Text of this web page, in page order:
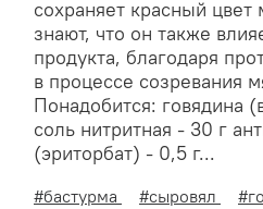
сохраняет красный цвет
знают, что он также
продукта, благодаря
в процессе созревания
Понадобится: говядина
соль нитритная - 30 г
(эриторбат) - 0,5 г...
#бастурма #сыровял